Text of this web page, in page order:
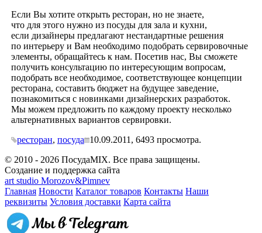
Если Вы хотите открыть ресторан, но не знаете,
что для этого нужно из посуды для зала и кухни,
если дизайнеры предлагают нестандартные решения
по интерьеру и Вам необходимо подобрать сервировочные
элементы, обращайтесь к нам. Посетив нас, Вы сможете
получить консультацию по интересующим вопросам,
подобрать все необходимое, соответствующее концепции
ресторана, составить бюджет на будущее заведение,
познакомиться с новинками дизайнерских разработок.
Мы можем предложить по каждому проекту несколько
альтернативных вариантов сервировки.
ресторан, посуда 10.09.2011, 6493просмотра.
© 2010 - 2026 ПосудаMIX. Все права защищены.
Создание и поддержка сайта
art studio Morozov&Pimnev
Главная Новости Каталог товаров Контакты Наши
реквизиты Условия доставки Карта сайта